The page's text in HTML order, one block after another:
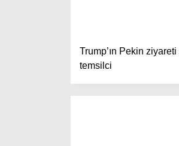
Trump’ın Pekin ziyareti
temsilci